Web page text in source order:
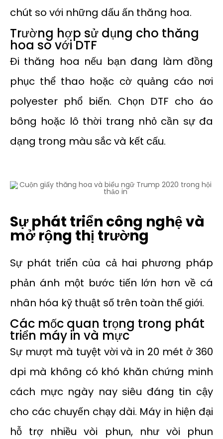
chút so với những dấu ấn thăng hoa.
Trường hợp sử dụng cho thăng
hoa so với DTF
Đi thăng hoa nếu bạn đang làm đồng
phục thể thao hoặc cờ quảng cáo nơi
polyester phổ biến. Chọn DTF cho áo
bông hoặc lô thời trang nhỏ cần sự đa
dạng trong màu sắc và kết cấu.
Sự phát triển công nghệ và
mở rộng thị trường
Sự phát triển của cả hai phương pháp
phản ánh một bước tiến lớn hơn về cá
nhân hóa kỹ thuật số trên toàn thế giới.
Các mốc quan trọng trong phát
triển máy in và mực
Sự mượt mà tuyệt vời và in 20 mét ở 360
dpi mà không có khó khăn chứng minh
cách mực ngày nay siêu đáng tin cậy
cho các chuyến chạy dài. Máy in hiện đại
hỗ trợ nhiều vòi phun, như vòi phun